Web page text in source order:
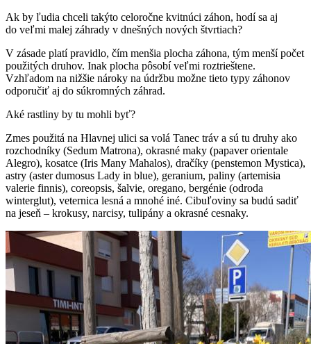
Ak by ľudia chceli takýto celoročne kvitnúci záhon, hodí sa aj
do veľmi malej záhrady v dnešných nových štvrtiach?
V zásade platí pravidlo, čím menšia plocha záhona, tým menší počet
použitých druhov. Inak plocha pôsobí veľmi roztrieštene.
Vzhľadom na nižšie nároky na údržbu možne tieto typy záhonov
odporučiť aj do súkromných záhrad.
Aké rastliny by tu mohli byť?
Zmes použitá na Hlavnej ulici sa volá Tanec tráv a sú tu druhy ako
rozchodníky (Sedum Matrona), okrasné maky (papaver orientale
Alegro), kosatce (Iris Many Mahalos), dračíky (penstemon Mystica),
astry (aster dumosus Lady in blue), geranium, paliny (artemisia
valerie finnis), coreopsis, šalvie, oregano, bergénie (odroda
winterglut), veternica lesná a mnohé iné. Cibuľoviny sa budú sadiť
na jeseň – krokusy, narcisy, tulipány a okrasné cesnaky.